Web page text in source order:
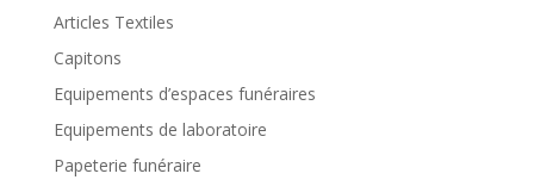
Articles Textiles
Capitons
Equipements d’espaces funéraires
Equipements de laboratoire
Papeterie funéraire